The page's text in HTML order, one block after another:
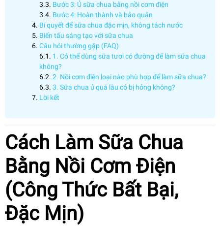
Bước 3: Ủ sữa chua bằng nồi cơm điện
Bước 4: Hoàn thành và bảo quản
Bí quyết để sữa chua đặc mịn, không tách nước
Biến tấu sáng tạo với sữa chua
Câu hỏi thường gặp (FAQ)
1. Có thể dùng sữa tươi có đường để làm sữa chua
không?
2. Nồi cơm điện loại nào phù hợp để làm sữa chua?
3. Sữa chua ủ quá lâu có bị hỏng không?
Lời kết
Cách Làm Sữa Chua
Bằng Nồi Cơm Điện
(Công Thức Bất Bại,
Đặc Mịn)